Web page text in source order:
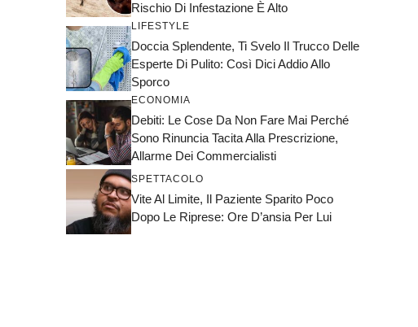
Rischio Di Infestazione È Alto
LIFESTYLE
Doccia Splendente, Ti Svelo Il Trucco Delle
Esperte Di Pulito: Così Dici Addio Allo
Sporco
ECONOMIA
Debiti: Le Cose Da Non Fare Mai Perché
Sono Rinuncia Tacita Alla Prescrizione,
Allarme Dei Commercialisti
SPETTACOLO
Vite Al Limite, Il Paziente Sparito Poco
Dopo Le Riprese: Ore D’ansia Per Lui